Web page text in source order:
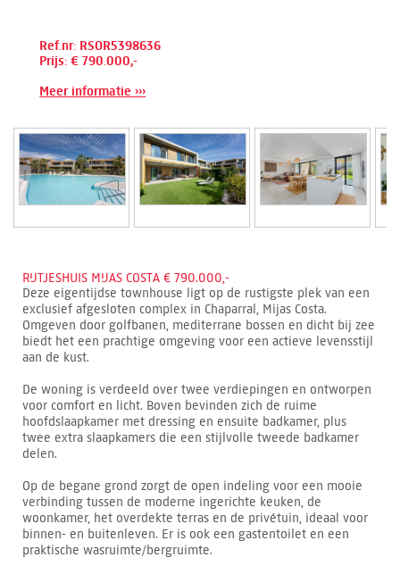
Ref.nr: RSOR5398636
Prijs: € 790.000,-
Meer informatie ›››
RIJTJESHUIS MIJAS COSTA € 790.000,-
Deze eigentijdse townhouse ligt op de rustigste plek van een
exclusief afgesloten complex in Chaparral, Mijas Costa.
Omgeven door golfbanen, mediterrane bossen en dicht bij zee
biedt het een prachtige omgeving voor een actieve levensstijl
aan de kust.
De woning is verdeeld over twee verdiepingen en ontworpen
voor comfort en licht. Boven bevinden zich de ruime
hoofdslaapkamer met dressing en ensuite badkamer, plus
twee extra slaapkamers die een stijlvolle tweede badkamer
delen.
Op de begane grond zorgt de open indeling voor een mooie
verbinding tussen de moderne ingerichte keuken, de
woonkamer, het overdekte terras en de privétuin, ideaal voor
binnen- en buitenleven. Er is ook een gastentoilet en een
praktische wasruimte/bergruimte.